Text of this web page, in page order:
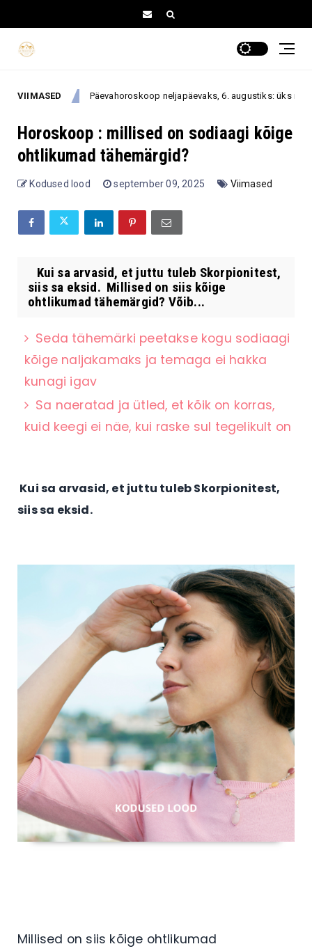
VIIMASED
august Päevahoroskoop neljapäevaks, 6. augustiks: üks rahulik otsus
Horoskoop : millised on sodiaagi kõige
ohtlikumad tähemärgid?
Kodused lood september 09, 2025 Viimased
Kui sa arvasid, et juttu tuleb Skorpionitest,
siis sa eksid. Millised on siis kõige
ohtlikumad tähemärgid? Võib...
Seda tähemärki peetakse kogu sodiaagi
kõige naljakamaks ja temaga ei hakka
kunagi igav
Sa naeratad ja ütled, et kõik on korras,
kuid keegi ei näe, kui raske sul tegelikult on
Kui sa arvasid, et juttu tuleb Skorpionitest,
siis sa eksid.
Millised on siis kõige ohtlikumad